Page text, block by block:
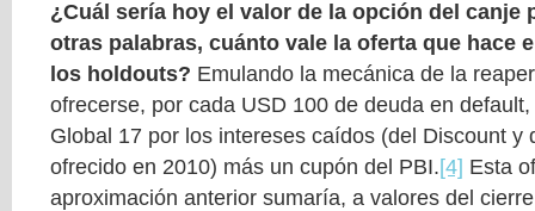
¿Cuál sería hoy el valor de la opción del canje
otras palabras, cuánto vale la oferta que hace
los holdouts? Emulando la mecánica de la
ofrecerse, por cada USD 100 de deuda en
Global 17 por los intereses caídos (del Discount y
ofrecido en 2010) más un cupón del PBI.[4] Esta
aproximación anterior sumaría, a valores del